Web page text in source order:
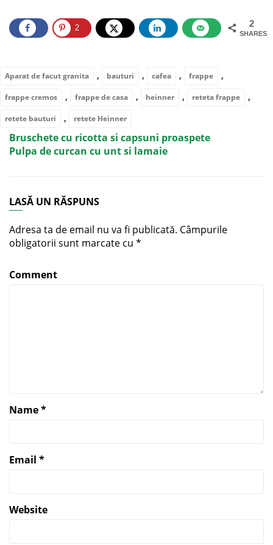
2
SHARES
2
Aparat de facut granita , bauturi , cafea , frappe ,
frappe cremos , frappe de casa , heinner , reteta frappe ,
retete bauturi , retete Heinner
Bruschete cu ricotta si capsuni proaspete
Pulpa de curcan cu unt si lamaie
LASĂ UN RĂSPUNS
Adresa ta de email nu va fi publicată. Câmpurile
obligatorii sunt marcate cu *
Comment
Name*
Email *
Website